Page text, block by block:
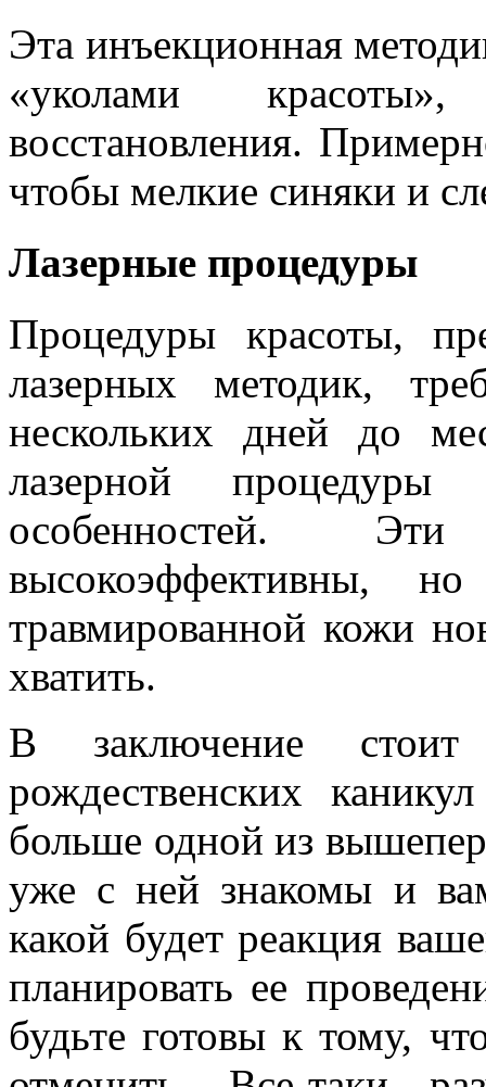
Эта инъекционная
«уколами
восстановления.
чтобы мелкие синяки и
Лазерные процедуры
Процедуры красоты,
лазерных методик,
нескольких дней до
лазерной
особенностей.
высокоэффективны,
травмированной кожи
хватить.
В заключение
рождественских
больше одной из
уже с ней знакомы и
какой будет реакция
планировать ее
будьте готовы к тому,